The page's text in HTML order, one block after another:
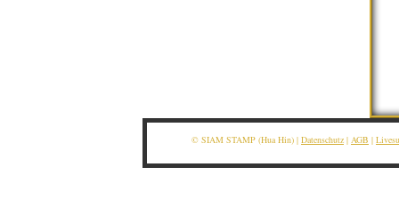
© SIAM STAMP (Hua Hin) | Datenschutz | AGB |